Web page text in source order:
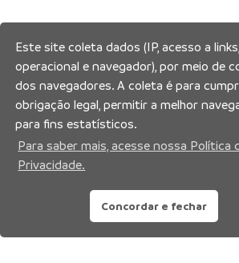
Este site coleta dados (IP, acesso a
operacional e navegador), por meio de
dos navegadores. A coleta é para
obrigação legal, permitir a melhor
para fins estatísticos.
Para saber mais, acesse nossa Política
Privacidade.
Concordar e fechar